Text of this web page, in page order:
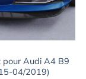
pour Audi A4 B9
04/2019)